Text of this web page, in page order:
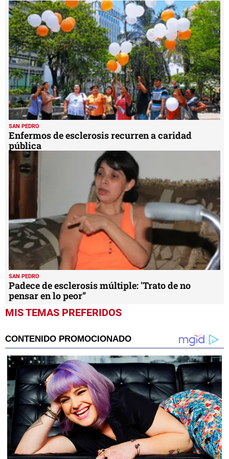
42
seconds
SAN PEDRO
Enfermos de esclerosis recurren a caridad
pública
SAN PEDRO
Padece de esclerosis múltiple: 'Trato de no
pensar en lo peor”
MIS TEMAS PREFERIDOS